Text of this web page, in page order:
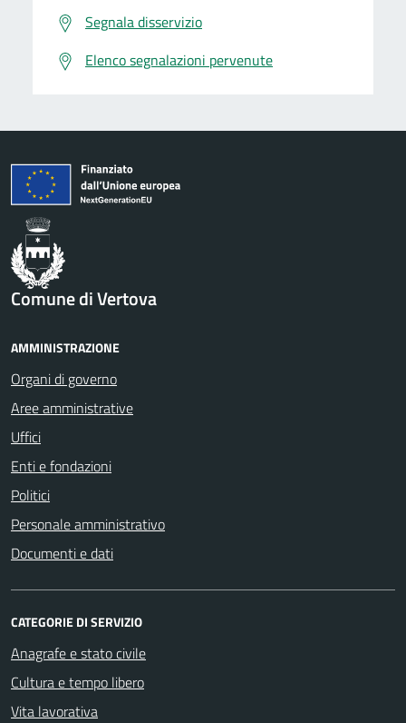
Segnala disservizio
Elenco segnalazioni pervenute
Comune di Vertova
AMMINISTRAZIONE
Organi di governo
Aree amministrative
Uffici
Enti e fondazioni
Politici
Personale amministrativo
Documenti e dati
CATEGORIE DI SERVIZIO
Anagrafe e stato civile
Cultura e tempo libero
Vita lavorativa